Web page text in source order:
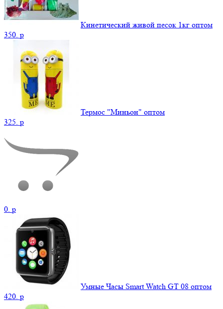
Кинетический живой песок 1кг оптом
350. p
Термос "Миньон" оптом
325. p
0. p
Умные Часы Smart Watch GT 08 оптом
420. p